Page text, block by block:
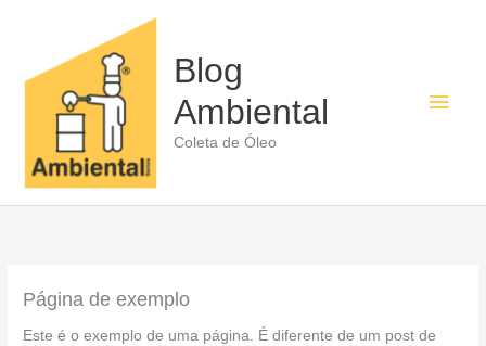
conteúdo
Blog
Ambiental
Coleta de Óleo
Página de exemplo
Este é o exemplo de uma página. É diferente de um post de